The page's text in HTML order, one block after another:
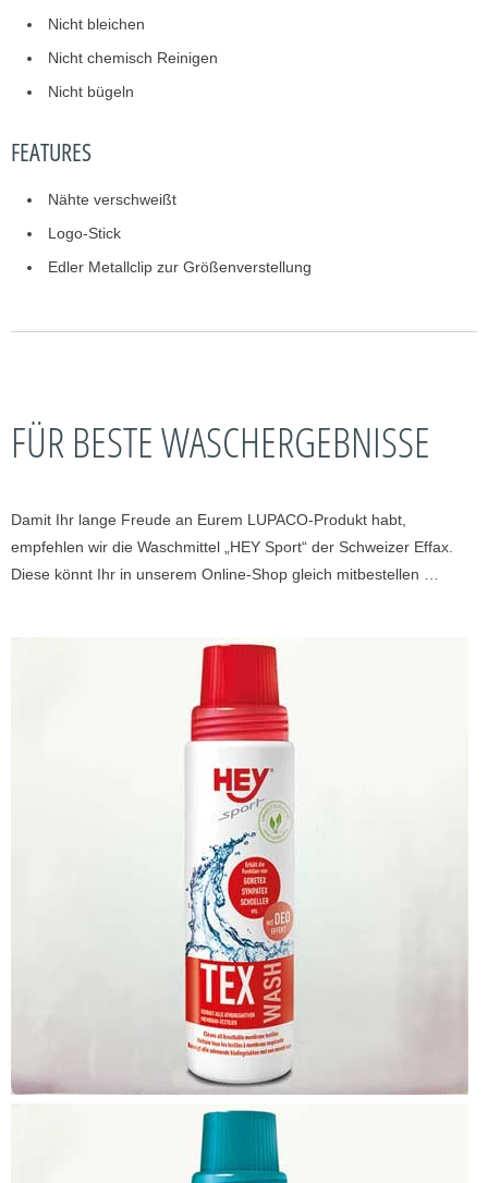
Nicht bleichen
Nicht chemisch Reinigen
Nicht bügeln
FEATURES
Nähte verschweißt
Logo-Stick
Edler Metallclip zur Größenverstellung
FÜR BESTE WASCHERGEBNISSE
Damit Ihr lange Freude an Eurem LUPACO-Produkt habt,
empfehlen wir die Waschmittel „HEY Sport“ der Schweizer Effax.
Diese könnt Ihr in unserem Online-Shop gleich mitbestellen …